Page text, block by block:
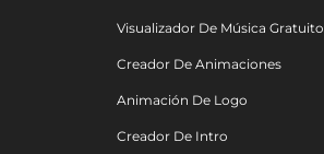
Visualizador De Música Gratuito
Creador De Animaciones
Animación De Logo
Creador De Intro